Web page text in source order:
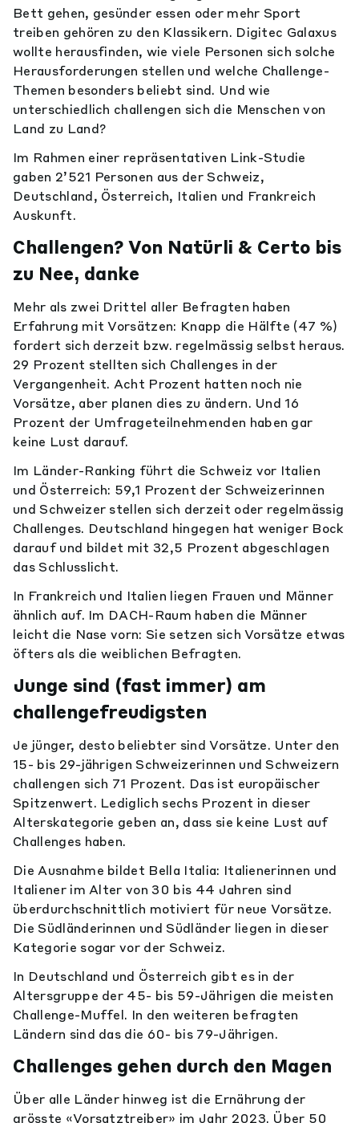
Bett gehen, gesünder essen oder mehr Sport
treiben gehören zu den Klassikern. Digitec Galaxus
wollte herausfinden, wie viele Personen sich solche
Herausforderungen stellen und welche Challenge-
Themen besonders beliebt sind. Und wie
unterschiedlich challengen sich die Menschen von
Land zu Land?
Im Rahmen einer repräsentativen Link-Studie
gaben 2’521 Personen aus der Schweiz,
Deutschland, Österreich, Italien und Frankreich
Auskunft.
Challengen? Von Natürli & Certo bis
zu Nee, danke
Mehr als zwei Drittel aller Befragten haben
Erfahrung mit Vorsätzen: Knapp die Hälfte (47 %)
fordert sich derzeit bzw. regelmässig selbst heraus.
29 Prozent stellten sich Challenges in der
Vergangenheit. Acht Prozent hatten noch nie
Vorsätze, aber planen dies zu ändern. Und 16
Prozent der Umfrageteilnehmenden haben gar
keine Lust darauf.
Im Länder-Ranking führt die Schweiz vor Italien
und Österreich: 59,1 Prozent der Schweizerinnen
und Schweizer stellen sich derzeit oder regelmässig
Challenges. Deutschland hingegen hat weniger Bock
darauf und bildet mit 32,5 Prozent abgeschlagen
das Schlusslicht.
In Frankreich und Italien liegen Frauen und Männer
ähnlich auf. Im DACH-Raum haben die Männer
leicht die Nase vorn: Sie setzen sich Vorsätze etwas
öfters als die weiblichen Befragten.
Junge sind (fast immer) am
challengefreudigsten
Je jünger, desto beliebter sind Vorsätze. Unter den
15- bis 29-jährigen Schweizerinnen und Schweizern
challengen sich 71 Prozent. Das ist europäischer
Spitzenwert. Lediglich sechs Prozent in dieser
Alterskategorie geben an, dass sie keine Lust auf
Challenges haben.
Die Ausnahme bildet Bella Italia: Italienerinnen und
Italiener im Alter von 30 bis 44 Jahren sind
überdurchschnittlich motiviert für neue Vorsätze.
Die Südländerinnen und Südländer liegen in dieser
Kategorie sogar vor der Schweiz.
In Deutschland und Österreich gibt es in der
Altersgruppe der 45- bis 59-Jährigen die meisten
Challenge-Muffel. In den weiteren befragten
Ländern sind das die 60- bis 79-Jährigen.
Challenges gehen durch den Magen
Über alle Länder hinweg ist die Ernährung der
grösste «Vorsatztreiber» im Jahr 2023. Über 50